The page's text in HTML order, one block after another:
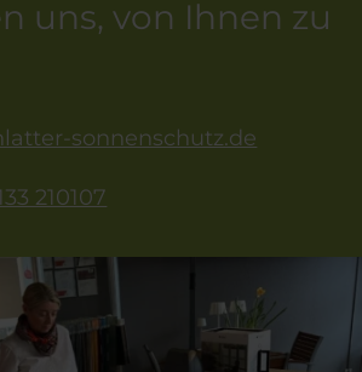
uns, von Ihnen zu
sonnenschutz.de
210107